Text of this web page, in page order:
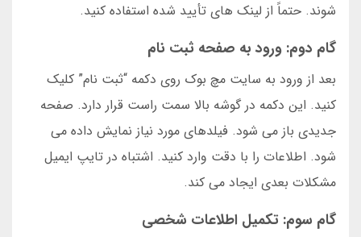
شوند. حتماً از لینک های تأیید شده استفاده کنید.
گام دوم: ورود به صفحه ثبت نام
بعد از ورود به سایت مچ بوک روی دکمه “ثبت نام” کلیک
کنید. این دکمه در گوشه بالا سمت راست قرار دارد. صفحه
جدیدی باز می شود. فیلدهای مورد نیاز نمایش داده می
شود. اطلاعات را با دقت وارد کنید. اشتباه در تایپ ایمیل
مشکلات بعدی ایجاد می کند.
گام سوم: تکمیل اطلاعات شخصی